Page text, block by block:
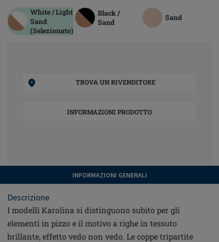
White / Light
Sand
(Selezionato)
Black /
Sand
Sand
TROVA UN RIVENDITORE
INFORMAZIONI PRODOTTO
INFORMAZIONI GENERALI
Descrizione
I modelli Karolina si distinguono subito per gli
elementi in pizzo e il motivo a righe in tessuto
brillante, effetto vedo non vedo. Le coppe tripartite